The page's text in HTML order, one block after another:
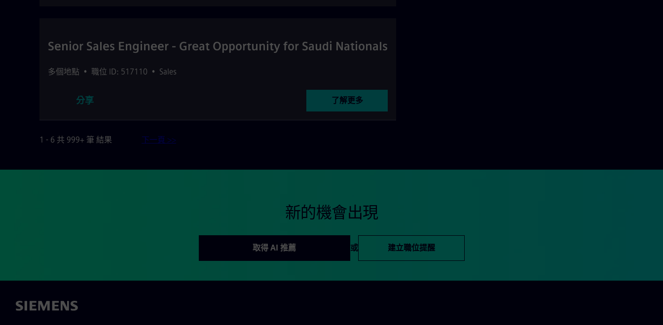
Senior Sales Engineer - Great Opportunity for Saudi Nationals
多個地點 • 職位 ID: 517110 • Sales
分享 了解更多
1 - 6 共 999+ 筆 結果 下一頁 >>
新的機會出現
取得 AI 推薦 或 建立職位提醒